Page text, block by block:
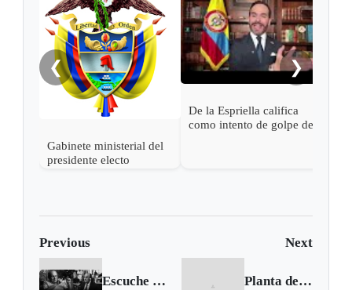
❮
Gabinete ministerial del
presidente electo
De la Espriella califica
como intento de golpe de
❯
Previous Next
Escuche a Peláez y Gardeazábal en su Pega | Enero 16 de 2017 Planta de Gerdau Diaco en Tuta gana premio por eficiencia en manejo de residuos